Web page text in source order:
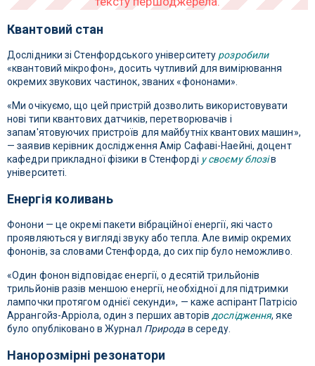
Квантовий стан
Дослідники зі Стенфордського університету розробили
«квантовий мікрофон», досить чутливий для вимірювання
окремих звукових частинок, званих «фононами».
«Ми очікуємо, що цей пристрій дозволить використовувати
нові типи квантових датчиків, перетворювачів і
запам'ятовуючих пристроїв для майбутніх квантових машин»,
— заявив керівник дослідження Амір Сафаві-Наейні, доцент
кафедри прикладної фізики в Стенфорді у своєму блозів
університеті.
Енергія коливань
Фонони — це окремі пакети вібраційної енергії, які часто
проявляються у вигляді звуку або тепла. Але вимір окремих
фононів, за словами Стенфорда, до сих пір було неможливо.
«Один фонон відповідає енергії, о десятій трильйонів
трильйонів разів меншою енергії, необхідної для підтримки
лампочки протягом однієї секунди», — каже аспірант Патрісіо
Аррангойз-Арріола, один з перших авторівдослідження, яке
було опубліковано в Журнал Природа в середу.
Нанорозмірні резонатори